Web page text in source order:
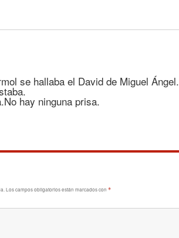
se hallaba el David de Miguel Ángel.
hay ninguna prisa.
Los campos obligatorios están marcados con *